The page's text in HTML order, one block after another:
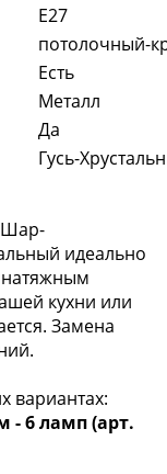
E27
потолочный-
Есть
Металл
Да
Гусь-
идеально
кухни или
Замена
вариантах:
- 6 ламп (арт.